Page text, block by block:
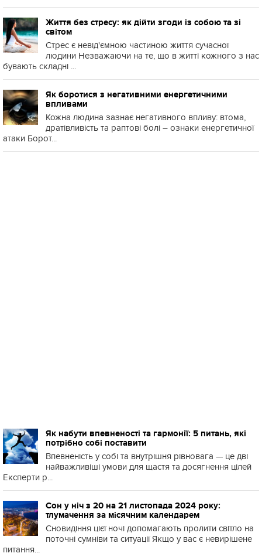
Життя без стресу: як дійти згоди із собою та зі
світом
Стрес є невід'ємною частиною життя сучасної
людини Незважаючи на те, що в житті кожного з нас
бувають складні ...
Як боротися з негативними енергетичними
впливами
Кожна людина зазнає негативного впливу: втома,
дратівливість та раптові болі – ознаки енергетичної
атаки Борот...
Як набути впевненості та гармонії: 5 питань, які
потрібно собі поставити
Впевненість у собі та внутрішня рівновага — це дві
найважливіші умови для щастя та досягнення цілей
Експерти р...
Сон у ніч з 20 на 21 листопада 2024 року:
тлумачення за місячним календарем
Сновидіння цієї ночі допомагають пролити світло на
поточні сумніви та ситуації Якщо у вас є невирішене
питання...